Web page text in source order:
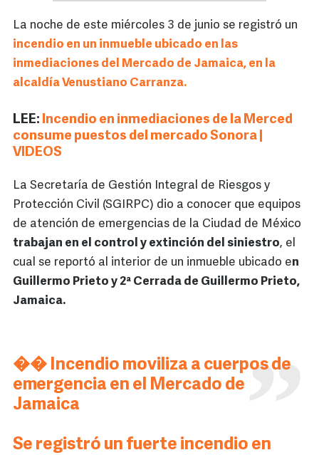
La noche de este miércoles 3 de junio se registró un
incendio en un inmueble ubicado en las
inmediaciones del Mercado de Jamaica, en la
alcaldía Venustiano Carranza.
LEE: Incendio en inmediaciones de la Merced
consume puestos del mercado Sonora |
VIDEOS
La Secretaría de Gestión Integral de Riesgos y
Protección Civil (SGIRPC) dio a conocer que equipos
de atención de emergencias de la Ciudad de México
trabajan en el control y extinción del siniestro, el
cual se reportó al interior de un inmueble ubicado en
Guillermo Prieto y 2ª Cerrada de Guillermo Prieto,
Jamaica.
�� Incendio moviliza a cuerpos de
emergencia en el Mercado de
Jamaica
Se registró un fuerte incendio en